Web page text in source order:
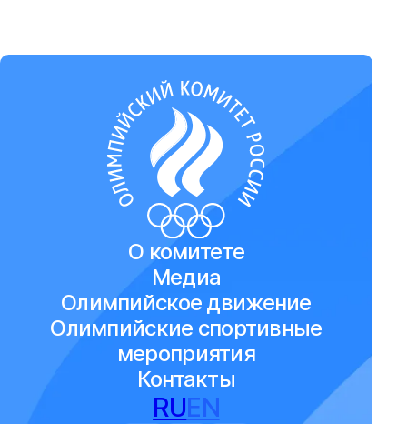
О комитете
Медиа
Олимпийское движение
Олимпийские спортивные
мероприятия
Контакты
RUEN